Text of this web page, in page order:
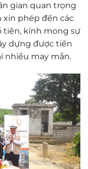
gian quan trọng
xin phép đến các
tiên, kính mong sự
dựng được tiến
nhiều may mắn.